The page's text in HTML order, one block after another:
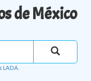
de México
LADA.